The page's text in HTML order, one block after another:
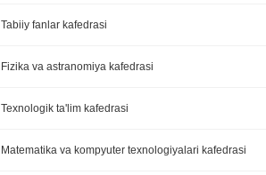
Tabiiy fanlar kafedrasi
Fizika va astranomiya kafedrasi
Texnologik ta'lim kafedrasi
Matematika va kompyuter texnologiyalari kafedrasi